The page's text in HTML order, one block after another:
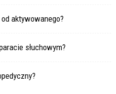
aktywowanego?
słuchowym?